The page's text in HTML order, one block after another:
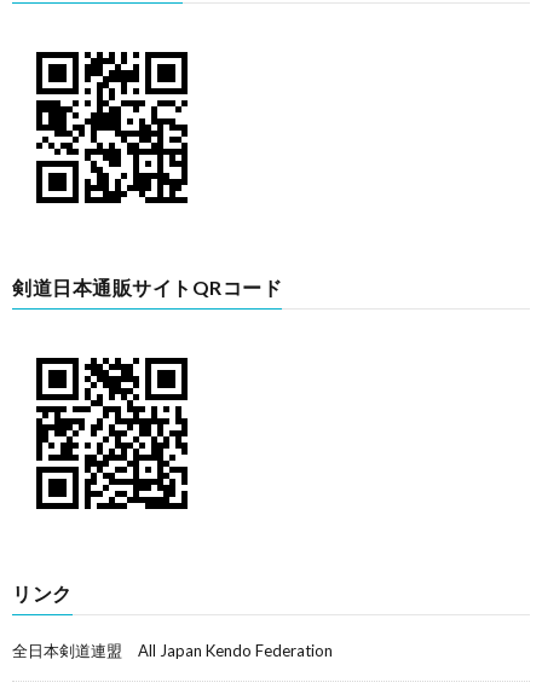
剣道日本通販サイトQRコード
リンク
全日本剣道連盟 All Japan Kendo Federation